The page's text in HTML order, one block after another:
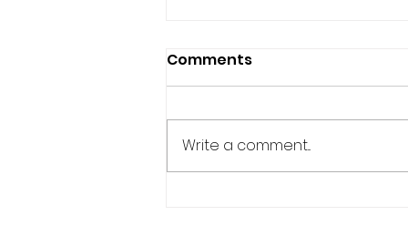
Comments
Write a comment...